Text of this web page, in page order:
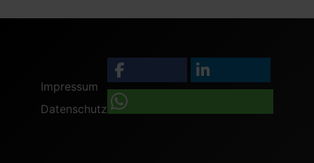
Impressum
Datenschutz